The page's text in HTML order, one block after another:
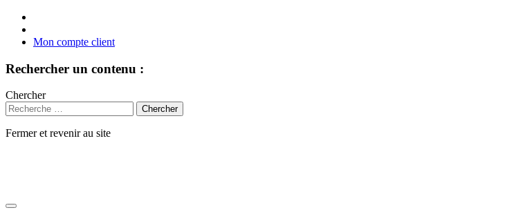
Mon compte client
Rechercher un contenu :
Chercher
Fermer et revenir au site